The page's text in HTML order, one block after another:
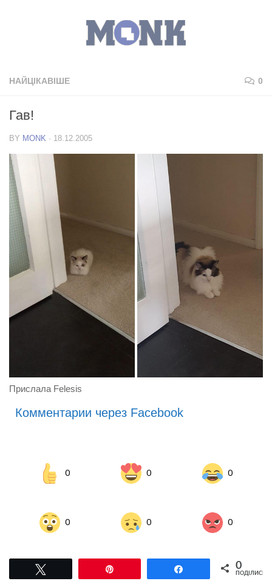
НАЙЦІКАВІШЕ 0
Гав!
BY MONK · 18.12.2005
Прислала Felesis
Комментарии через Facebook
0 0 0
0 0 0
Поділитися0
ПОДІЛИСЬ